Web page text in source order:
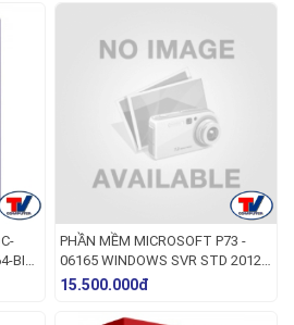
BIT
PHẦN MỀM MICROSOFT P73 -
06165 WINDOWS SVR STD 2012
R2 X64 ENGLISH 1PK DSP OEI DVD
15.500.000đ